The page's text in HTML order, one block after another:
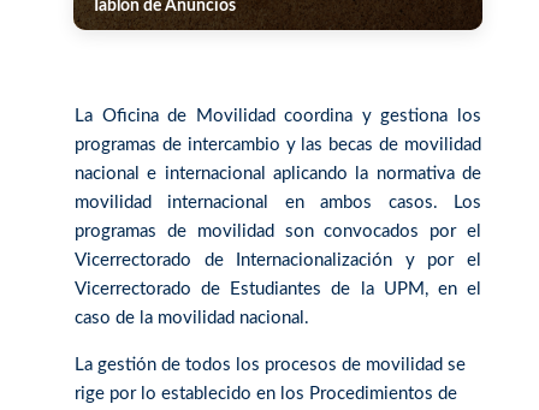
Tablón de Anuncios
La Oficina de Movilidad coordina y gestiona los
programas de intercambio y las becas de movilidad
nacional e internacional aplicando la normativa de
movilidad internacional en ambos casos. Los
programas de movilidad son convocados por el
Vicerrectorado de Internacionalización y por el
Vicerrectorado de Estudiantes de la UPM, en el
caso de la movilidad nacional.
La gestión de todos los procesos de movilidad se
rige por lo establecido en los Procedimientos de